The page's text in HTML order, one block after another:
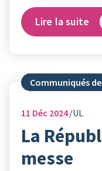
Lire la suite
Communiqués
11 Déc 2024 UL
La
messe